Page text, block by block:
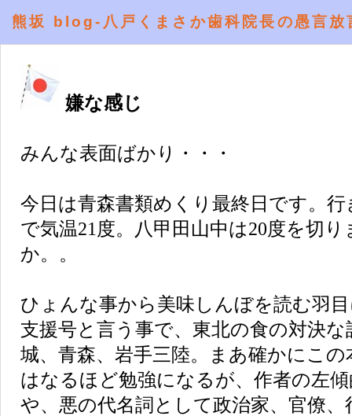
熊坂 blog-八戸くまさか歯科院長の愚言
嫌な感じ
みんな表面ばかり・・・
今日は青森書類めくり最終日です。
で気温21度。八甲田山中は20度を切
か。。
ひょんな事から美味しんぼを読む羽
支援号と言う事で、東北の食の対決
城、青森、岩手三陸。まあ確かにこ
はなるほど勉強になるが、作者の左
や、悪の代名詞として政治家、官僚